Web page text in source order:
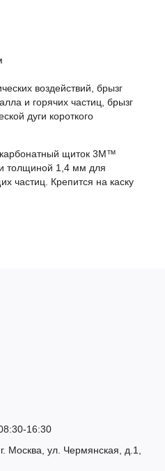
воздействий, брызг
и горячих частиц, брызг
дуги короткого
щиток 3M™
толщиной 1,4 мм для
частиц. Крепится на каску
16:30
Москва, ул. Чермянская, д.1,